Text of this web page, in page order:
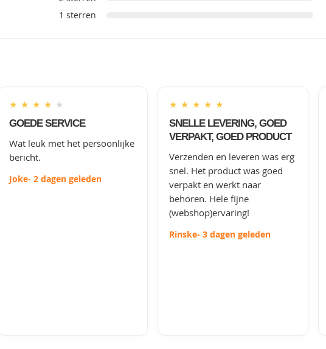
1 sterren
★ ★ ★ ★ ★
GOEDE SERVICE
Wat leuk met het persoonlijke
bericht.
Joke- 2 dagen geleden
★ ★ ★ ★ ★
SNELLE LEVERING, GOED
VERPAKT, GOED PRODUCT
Verzenden en leveren was erg
snel. Het product was goed
verpakt en werkt naar
behoren. Hele fijne
(webshop)ervaring!
Rinske- 3 dagen geleden